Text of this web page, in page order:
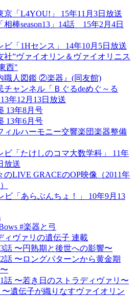
京「L4YOU!」 15年11月3日放送
相棒season13」14話 15年2月4日
ビ「1Hセンス」 14年10月5日放送
社”ヴァイオリン＆ヴァイオリニス
西"
職人図鑑 ②楽器』(同友館)
チャンネル「Ｂぐるdeめぐ～る
年12月13日放送
13年8月号
13年6月号
ィルハーモニー交響楽団楽器整備
ビ「たけしのコマ大数学科」 11年
放送
のLIVE GRACEのOP映像（2011年
ビ「あらぶんちょ！」 10年9月13
#楽器と弓
ィヴァリの遺伝子 連載
話 〜円熟期と後世への影響〜
話 〜ロングパターンから黄金期
話 〜若き日のストラディヴァリ〜
〜遺伝子が織りなすヴァイオリン